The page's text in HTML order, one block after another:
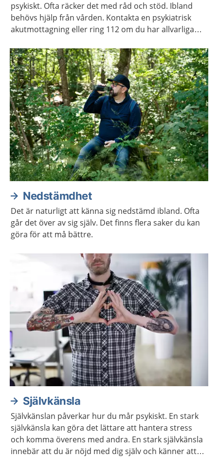
psykiskt. Ofta räcker det med råd och stöd. Ibland
behövs hjälp från vården. Kontakta en psykiatrisk
akutmottagning eller ring 112 om du har allvarliga
Nedstämdhet
Det är naturligt att känna sig nedstämd ibland. Ofta
går det över av sig själv. Det finns flera saker du kan
göra för att må bättre.
Självkänsla
Självkänslan påverkar hur du mår psykiskt. En stark
självkänsla kan göra det lättare att hantera stress
och komma överens med andra. En stark självkänsla
innebär att du är nöjd med dig själv och känner att